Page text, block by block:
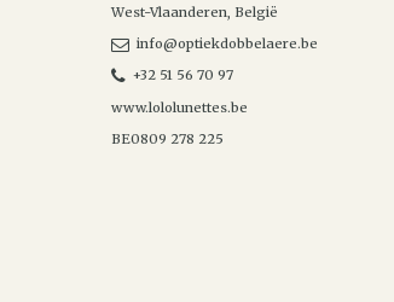
West-Vlaanderen België
info@optiekdobbelaere.be
+32 51 56 70 97
www.lololunettes.be
BE0809 278 225